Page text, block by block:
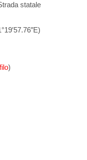
statale
)